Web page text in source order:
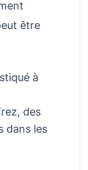
être
à
des
dans les